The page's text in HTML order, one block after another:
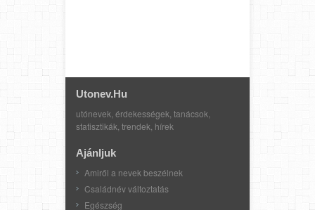
Utonev.hu
utónevek, érdekességek, tanácsok,
statisztikák, trendek, hírek
Ajánljuk
Amiről a nevek beszélnek
Családnév változtatás
Egészség